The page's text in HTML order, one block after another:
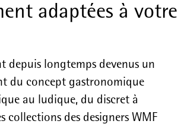
adaptées à votre
depuis longtemps devenus un
du concept gastronomique
au ludique, du discret à
collections des designers WMF